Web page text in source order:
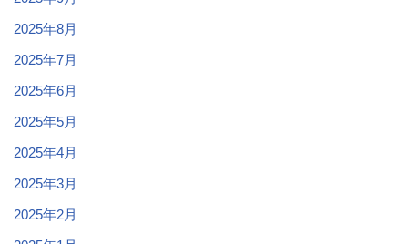
2025年8月
2025年7月
2025年6月
2025年5月
2025年4月
2025年3月
2025年2月